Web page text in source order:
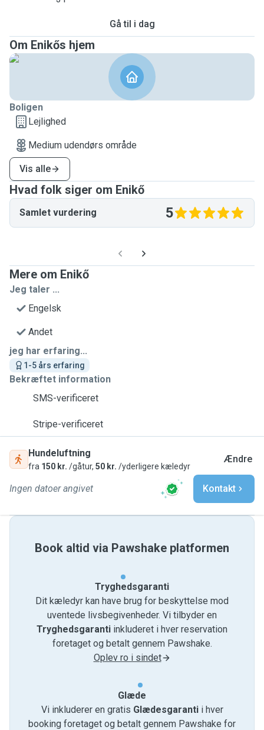
Gå til i dag
Om Enikős hjem
Boligen
Lejlighed
Medium udendørs område
Vis alle
Hvad folk siger om Enikő
Samlet vurdering 5
Mere om Enikő
Jeg taler ...
Engelsk
Andet
jeg har erfaring...
1-5 års erfaring
Bekræftet information
SMS-verificeret
Stripe-verificeret
Hundeluftning
fra 150 kr. /gåtur, 50 kr. /yderligere kæledyr
Ændre
Ingen datoer angivet Kontakt
Book altid via Pawshake platformen
Tryghedsgaranti
Dit kæledyr kan have brug for beskyttelse mod
uventede livsbegivenheder. Vi tilbyder en
Tryghedsgaranti inkluderet i hver reservation
foretaget og betalt gennem Pawshake.
Oplev ro i sindet
Glæde
Vi inkluderer en gratis Glædesgarantii hver
booking foretaget og betalt gennem Pawshake for